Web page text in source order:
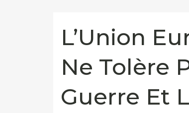
L’Union
Ne Tolère
Guerre Et